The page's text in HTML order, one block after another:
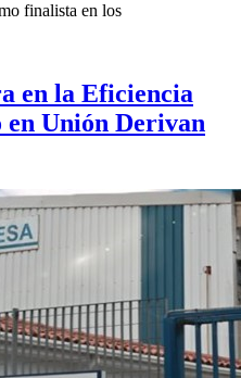
finalista en los
en la Eficiencia
Unión Derivan